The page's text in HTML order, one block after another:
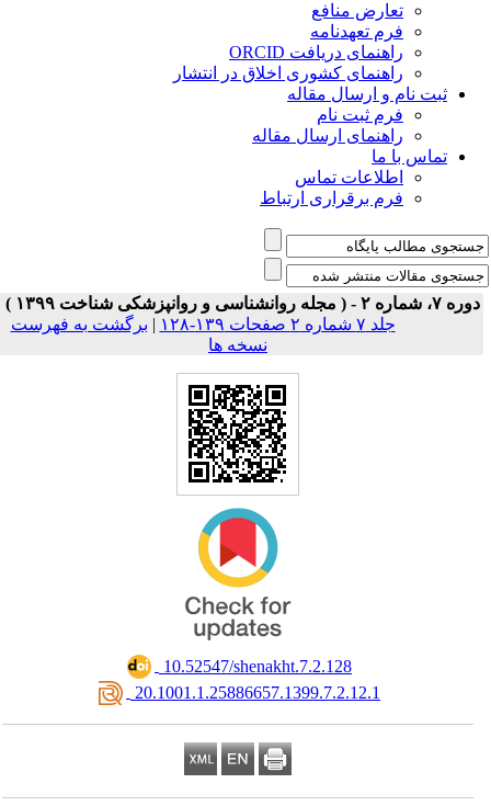
تعارض منافع
فرم تعهدنامه
راهنمای دریافت ORCID
راهنمای کشوری اخلاق در انتشار
ثبت نام و ارسال مقاله
فرم ثبت نام
راهنمای ارسال مقاله
تماس با ما
اطلاعات تماس
فرم برقراری ارتباط
شماره ۲ - ( مجله روانشناسی و روانپزشکی شناخت ۱۳۹۹ )
جلد ۷ شماره ۲ صفحات ۱۳۹-۱۲۸
| برگشت به فهرست
نسخه ها
‎ 10.52547/shenakht.7.2.128
‎ 20.1001.1.25886657.1399.7.2.12.1